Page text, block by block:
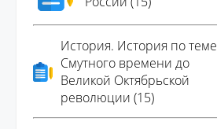
История. История по теме
Смутного времени до
Великой Октябрьской
революции (15)